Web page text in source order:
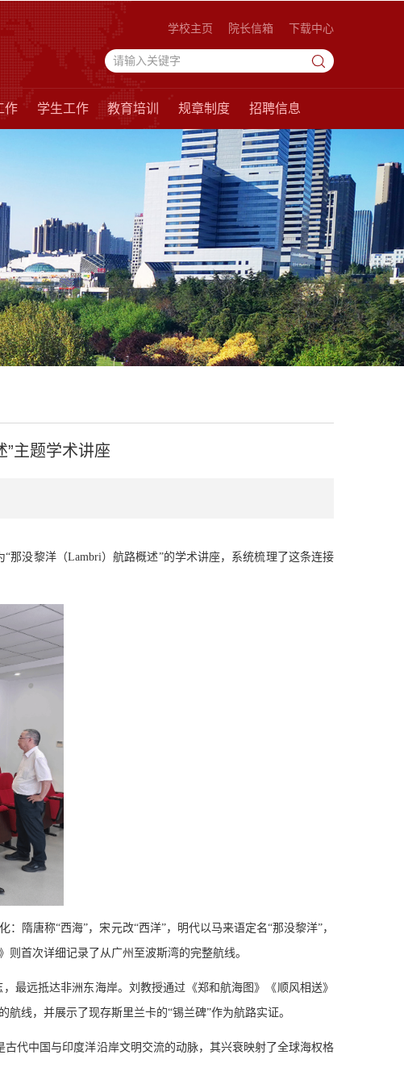
学校主页 院长信箱 下载中心
作 学生工作 教育培训 规章制度 招聘信息
”主题学术讲座
“那没黎洋（Lambri）航路概述”的学术讲座，系统梳理了这条连接
隋唐称“西海”，宋元改“西洋”，明代以马来语定名“那没黎洋”，
首次详细记录了从广州至波斯湾的完整航线。
最远抵达非洲东海岸。刘教授通过《郑和航海图》《顺风相送》
线，并展示了现存斯里兰卡的“锡兰碑”作为航路实证。
代中国与印度洋沿岸文明交流的动脉，其兴衰映射了全球海权格